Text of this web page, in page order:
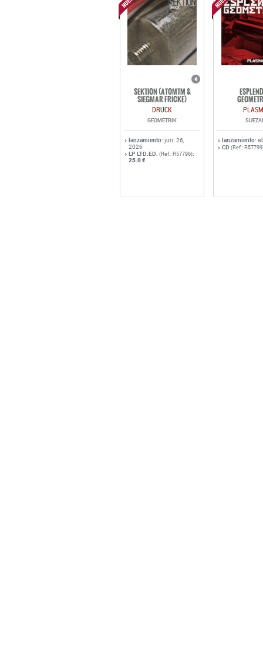
SEKTION (ATOMTM &
SIEGMAR FRICKE)
DRUCK
GEOMETRIK
lanzamiento: jun. 26,
2026
LP LTD.ED. (Ref.: R57796):
25.0 €
lanzamiento:
CD (Ref.: